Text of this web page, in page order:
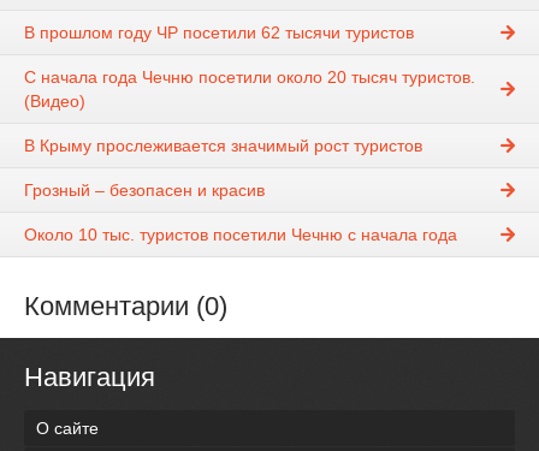
В прошлом году ЧР посетили 62 тысячи туристов
С начала года Чечню посетили около 20 тысяч туристов.
(Видео)
В Крыму прослеживается значимый рост туристов
Грозный – безопасен и красив
Около 10 тыс. туристов посетили Чечню с начала года
Комментарии (0)
Навигация
О сайте